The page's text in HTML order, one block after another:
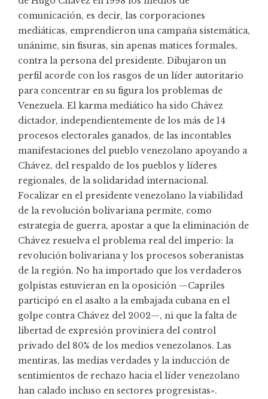
comunicación, es decir, las corporaciones
mediáticas, emprendieron una campaña sistemática,
unánime, sin fisuras, sin apenas matices formales,
contra la persona del presidente. Dibujaron un
perfil acorde con los rasgos de un líder autoritario
para concentrar en su figura los problemas de
Venezuela. El karma mediático ha sido Chávez
dictador, independientemente de los más de 14
procesos electorales ganados, de las incontables
manifestaciones del pueblo venezolano apoyando a
Chávez, del respaldo de los pueblos y líderes
regionales, de la solidaridad internacional.
Focalizar en el presidente venezolano la viabilidad
de la revolución bolivariana permite, como
estrategia de guerra, apostar a que la eliminación de
Chávez resuelva el problema real del imperio: la
revolución bolivariana y los procesos soberanistas
de la región. No ha importado que los verdaderos
golpistas estuvieran en la oposición —Capriles
participó en el asalto a la embajada cubana en el
golpe contra Chávez del 2002—, ni que la falta de
libertad de expresión proviniera del control
privado del 80% de los medios venezolanos. Las
mentiras, las medias verdades y la inducción de
sentimientos de rechazo hacia el líder venezolano
han calado incluso en sectores progresistas».